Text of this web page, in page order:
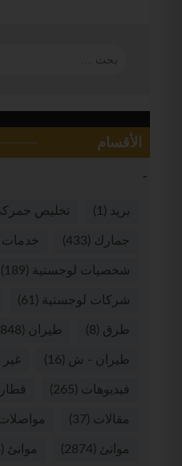
الأقسام
بريد (1) تخليص
جمارك (433) خدمات
شخصيات لوجستية (189)
شركات لوجستية (61)
طرق (8) طيران (6848)
طيران - ش (16)
فيديوهات (265)
مقالات (37)
موانئ (2874) موانئ (23)